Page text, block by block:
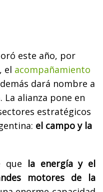
este año, por
el acompañamiento
dará nombre a
alianza pone en
estratégicos
el campo y la
que la energía y el
motores de la